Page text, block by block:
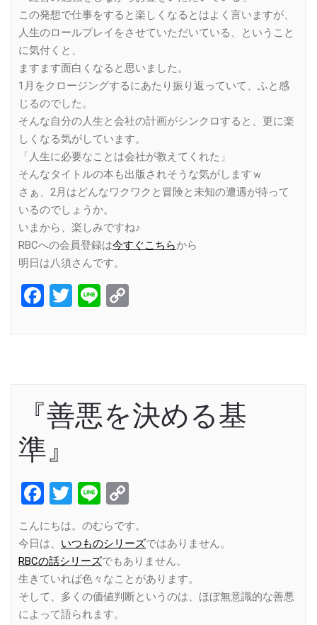
この発想で仕事をすると楽しくなるとはよく言いますが、
人生のロールプレイをさせていただいている、ということ
に気付くと、
ますます面白くなると思いました。
1月をクロージングするにあたり振り返っていて、ふと感
じるのでした。
そんな自分の人生と会社の計画がシンクロすると、更に楽
しくなる気がしています。
「人生に必要なことは会社が教えてくれた」
そんなタイトルの本も出版されそうな気がしますｗ
さぁ、2月はどんなワクワクと冒険と未知の遭遇が待って
いるのでしょうか。
いまから、楽しみですね♪
RBCへの会員登録は今すぐこちらから
明日は八須さんです。
Facebook
Twitter
Line
『善悪を決める基
準』
Facebook
Twitter
Line
Link
こんにちは。のむらです。
今日は、 いつものシリーズではありません。
RBCの話シリーズでもありません。
生きていれば色々なことがあります。
そして、多くの価値判断というのは、ほぼ無意識的な善悪
によって語られます。